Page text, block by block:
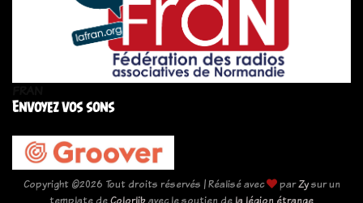
Envoyez vos sons
Copyright ©2026 Tout droits réservés | Réalisé avec parZysur un
template deColorlibavec le soutien de la légion étrange